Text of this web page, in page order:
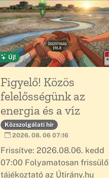
Új!
Figyelő! Közös
felelősségünk az
energia és a víz
Közszolgálati hír
2026. 08. 06 07:16
Frissítve: 2026.08.06. kedd
07:00 Folyamatosan frissülő
tájékoztató az Útirány.hu